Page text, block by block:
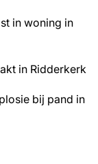
in woning in
in Ridderkerk
bij pand in